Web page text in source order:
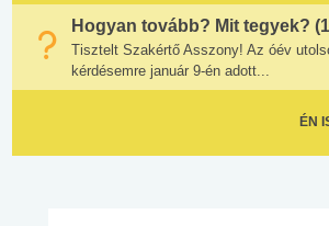
Hogyan tovább? Mit tegyek?
Tisztelt Szakértő Asszony! Az óév
kérdésemre január 9-én adott...
ÉN